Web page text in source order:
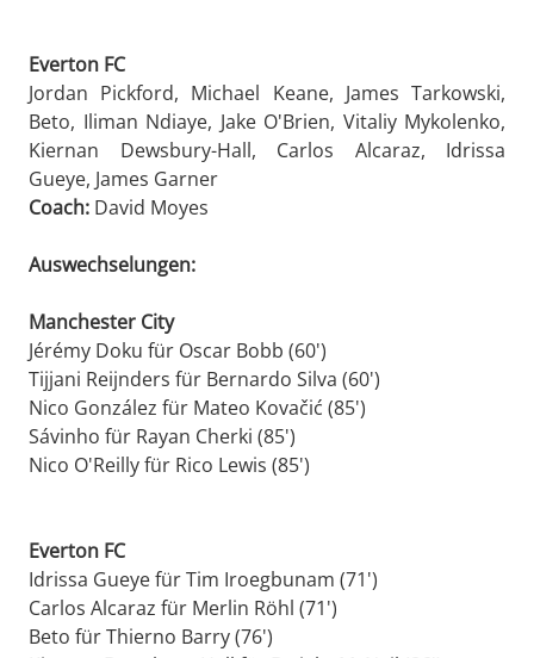
Everton FC
Jordan Pickford, Michael Keane, James Tarkowski,
Beto, Iliman Ndiaye, Jake O'Brien, Vitaliy Mykolenko,
Kiernan Dewsbury-Hall, Carlos Alcaraz, Idrissa
Gueye, James Garner
Coach: David Moyes
Auswechselungen:
Manchester City
Jérémy Doku für Oscar Bobb (60')
Tijjani Reijnders für Bernardo Silva (60')
Nico González für Mateo Kovačić (85')
Sávinho für Rayan Cherki (85')
Nico O'Reilly für Rico Lewis (85')
Everton FC
Idrissa Gueye für Tim Iroegbunam (71')
Carlos Alcaraz für Merlin Röhl (71')
Beto für Thierno Barry (76')